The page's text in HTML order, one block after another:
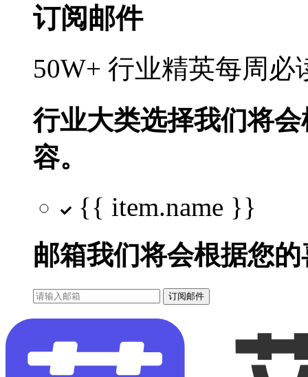
订阅邮件
50W+ 行业精英每周
行业大类选择我们将
容。
{{ item.name }}
邮箱我们将会根据您
订阅邮件